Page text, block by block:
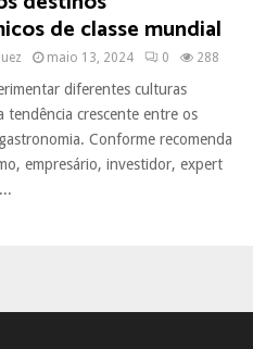
de classe mundial
maio 13, 2024 0 288
diferentes culturas
tendência crescente entre os
Conforme recomenda
empresário, investidor, expert